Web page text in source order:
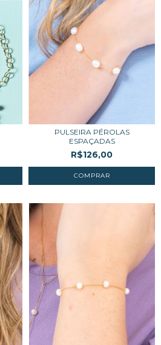
PULSEIRA PÉROLAS
ESPAÇADAS
R$126,00